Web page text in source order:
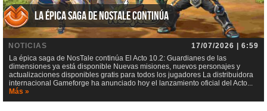
La épica saga de NosTale continúa
NOTICIAS
17/07/2026 | 6:59
La épica saga de NosTale continúa El Acto 10.2: Guardianes de las
dimensiones ya está disponible Nuevas misiones, nuevos personajes y
actualizaciones disponibles gratis para todos los jugadores La distribuidora
internacional Gameforge ha anunciado hoy el lanzamiento oficial del Acto...
Más »